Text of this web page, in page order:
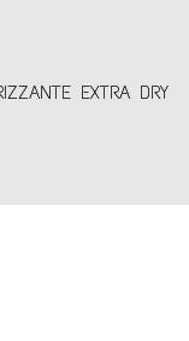
EXTRA DRY